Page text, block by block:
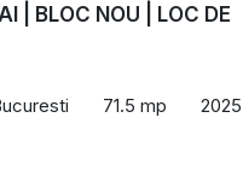
| BLOC NOU | LOC DE
71.5 mp 2025